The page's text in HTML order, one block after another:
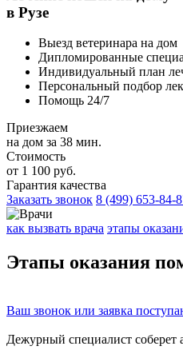
в Рузе
Выезд ветеринара на дом
Дипломированные
Индивидуальный план
Персональный подбор
Помощь 24/7
Приезжаем
на дом за 38 мин.
Стоимость
от 1 100 руб.
Гарантия качества
Заказать звонок 8 (499) 653-84-
как вызвать врача этапы
Этапы оказания
Ваш звонок или заявка
Дежурный специалист соберет